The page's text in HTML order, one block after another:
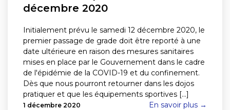
décembre 2020
Initialement prévu le samedi 12 décembre 2020, le
premier passage de grade doit être reporté à une
date ultérieure en raison des mesures sanitaires
mises en place par le Gouvernement dans le cadre
de l'épidémie de la COVID-19 et du confinement.
Dès que nous pourront retourner dans les dojos
pratiquer et que les équipements sportives [...]
1 décembre 2020 En savoir plus →